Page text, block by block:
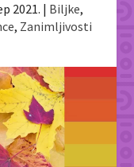
2021. | Biljke,
, Zanimljivosti